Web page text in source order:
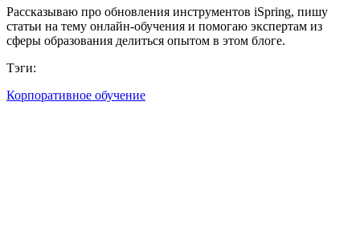
Рассказываю про обновления инструментов iSpring, пишу
статьи на тему онлайн-обучения и помогаю экспертам из
сферы образования делиться опытом в этом блоге.
Тэги:
Корпоративное обучение